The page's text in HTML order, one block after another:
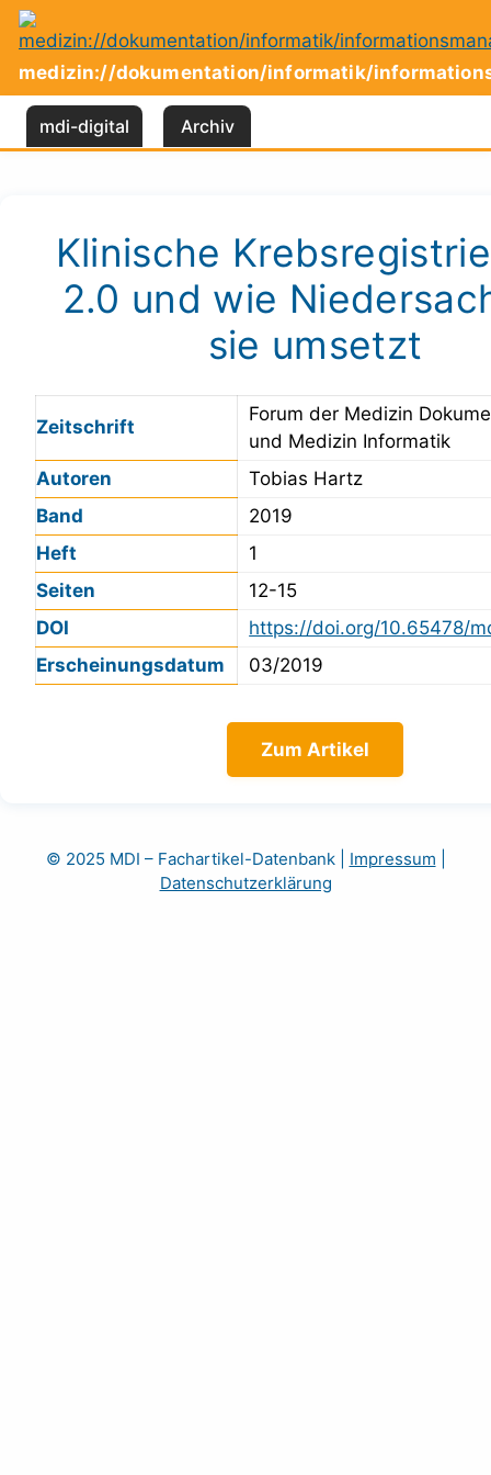
Zum
Inhalt
springen
medizin://dokumentation/informatik/
mdi-digital Archiv
Klinische
2.0 und wie
sie umsetzt
Zeitschrift
Forum der Medizin
und Medizin Informatik
Autoren
Tobias Hartz
Band
2019
Heft
1
Seiten
12-15
DOI
https://doi.org/10.65478/
Erscheinungsdatum
03/2019
Zum Artikel
© 2025 MDI – Fachartikel-Datenbank| Impressum
Datenschutzerklärung